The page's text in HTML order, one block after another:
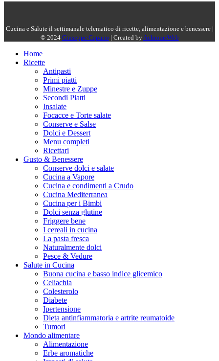
Cucina e Salute il settimanale telematico di ricette, alimentazione e benessere |
© 2024 Giuseppe Capano | Created byAchromeWeb
Home
Ricette
Antipasti
Primi piatti
Minestre e Zuppe
Secondi Piatti
Insalate
Focacce e Torte salate
Conserve e Salse
Dolci e Dessert
Menu completi
Ricettari
Gusto & Benessere
Conserve dolci e salate
Cucina a Vapore
Cucina e condimenti a Crudo
Cucina Mediterranea
Cucina per i Bimbi
Dolci senza glutine
Friggere bene
I cereali in cucina
La pasta fresca
Naturalmente dolci
Pesce & Vedure
Salute in Cucina
Buona cucina e basso indice glicemico
Celiachia
Colesterolo
Diabete
Ipertensione
Dieta antinfiammatoria e artrite reumatoide
Tumori
Mondo alimentare
Alimentazione
Erbe aromatiche